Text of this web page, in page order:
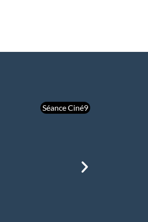
Séance Ciné9